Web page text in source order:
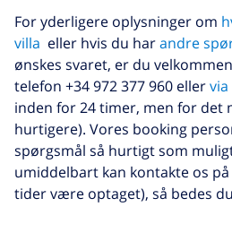
inkluderet
Sen ankomst
58,64 US$ ,
ankomsten
Ekstra
sengetøj
17,59 US$ per
ved ankomsten
Ekstra
håndklæder
8,80 US$ per
ved ankomsten
Sen checkout
113,75 US$
For yderligere oplysninger om
villa eller hvis du harandre
ønskes svaret, er du
telefon +34 972 377 960 ellervia
inden for 24 timer, men for det
hurtigere). Vores booking
spørgsmål så hurtigt som
umiddelbart kan kontakte os
tider være optaget), så bedes